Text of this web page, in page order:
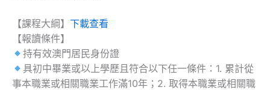
【課程大綱】 下載查看
【報讀條件】
持有效澳門居民身份證
具初中畢業或以上學歷且符合以下任一條件：1. 累計從
事本職業或相關職業工作滿10年；2. 取得本職業或相關職